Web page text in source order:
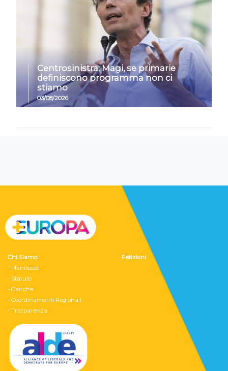
Centrosinistra: Magi, se primarie
definiscono programma non ci
stiamo
03/08/2026
Chi Siamo
- Manifesto
- Statuto
- Cariche
- Coordinamenti Regionali
- Trasparenza
Petizioni